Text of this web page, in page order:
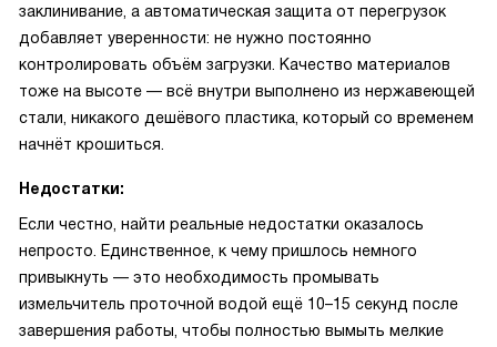
заклинивание, а автоматическая защита от перегрузок
добавляет уверенности: не нужно постоянно
контролировать объём загрузки. Качество материалов
тоже на высоте — всё внутри выполнено из нержавеющей
стали, никакого дешёвого пластика, который со временем
начнёт крошиться.
Недостатки:
Если честно, найти реальные недостатки оказалось
непросто. Единственное, к чему пришлось немного
привыкнуть — это необходимость промывать
измельчитель проточной водой ещё 10–15 секунд после
завершения работы, чтобы полностью вымыть мелкие